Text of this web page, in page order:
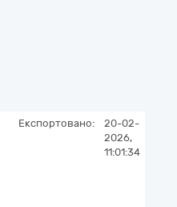
Експортовано:
20-02-
2026,
11:01:34